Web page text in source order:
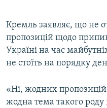
Усі сайти RFE/RL
Кремль заявляє, що не
пропозицій щодо
Україні на час
не стоїть на порядку
«Ні, жодних пропозицій
жодна тема такого роду